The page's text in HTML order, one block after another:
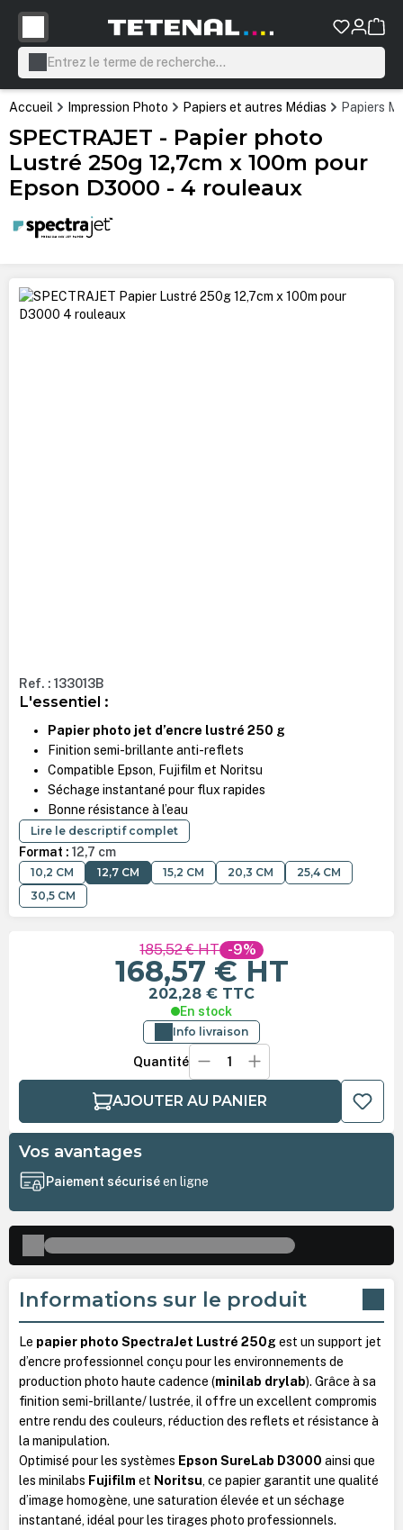
principal
Accueil Impression Photo Papiers et autres Médias Papiers
SPECTRAJET - Papier photo
Lustré 250g 12,7cm x 100m pour
Epson D3000 - 4 rouleaux
Ignorer la galerie d'images
Ref. : 133013B
L'essentiel :
Papier photo jet d’encre lustré 250 g
Finition semi-brillante anti-reflets
Compatible Epson, Fujifilm et Noritsu
Séchage instantané pour flux rapides
Bonne résistance à l’eau
Lire le descriptif complet
Format : 12,7 cm
10,2 CM 12,7 CM 15,2 CM 20,3 CM
25,4 CM
30,5 CM
185,52 €HT -9%
168,57 €HT
202,28 € TTC
En stock
Info livraison
Quantité
AJOUTER AU PANIER
Vos avantages
Paiement sécuriséen ligne
Informations sur le produit
Le papier photo SpectraJet Lustré 250g est un support jet
d’encre professionnel conçu pour les environnements de
production photo haute cadence (minilab drylab). Grâce à sa
finition semi-brillante/ lustrée, il offre un excellent compromis
entre rendu des couleurs, réduction des reflets et résistance à
la manipulation.
Optimisé pour les systèmes Epson SureLab D3000 ainsi que
les minilabs Fujifilm et Noritsu, ce papier garantit une qualité
d’image homogène, une saturation élevée et un séchage
instantané, idéal pour les tirages photo professionnels.